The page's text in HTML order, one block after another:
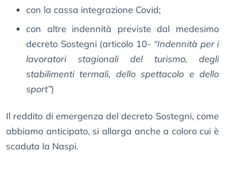
con la cassa integrazione Covid;
con altre indennità previste dal medesimo
decreto Sostegni (articolo 10- “Indennità per i
lavoratori stagionali del turismo, degli
stabilimenti termali, dello spettacolo e dello
sport”)
Il reddito di emergenza del decreto Sostegni, come
abbiamo anticipato, si allarga anche a coloro cui è
scaduta la Naspi.